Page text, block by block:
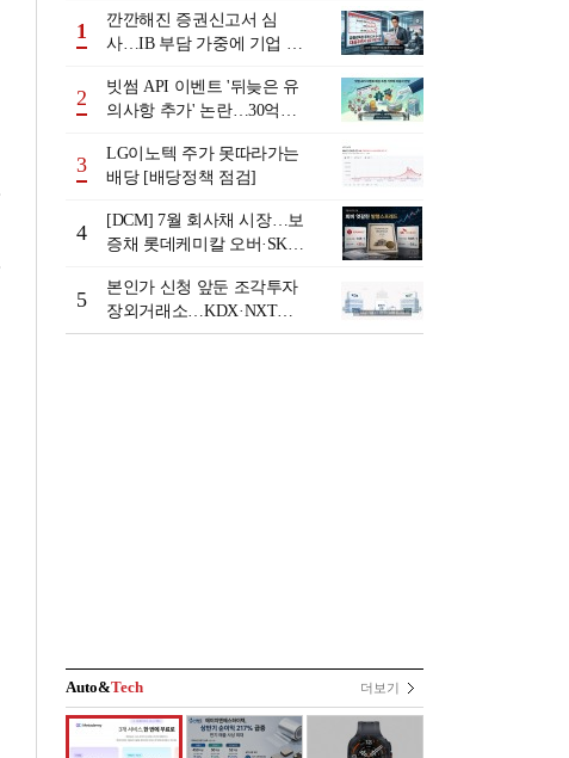
1
깐깐해진 증권신고서 심
사…IB 부담 가중에 기업 자
2
빗썸 API 이벤트 '뒤늦은 유
의사항 추가' 논란…30억원
발
3
LG이노텍 주가 못따라가는
배당 [배당정책 점검]
4
[DCM] 7월 회사채 시장…보
증채 롯데케미칼 오버·SK에
5
본인가 신청 앞둔 조각투자
장외거래소…KDX·NXT컨
소 막판 점검 ‘분주’
Auto&Tech 더보기